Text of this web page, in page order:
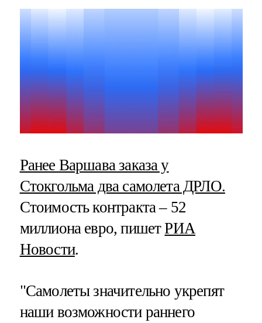
Ранее Варшава заказа у
Стокгольма два самолета ДРЛО.
Стоимость контракта – 52
миллиона евро​​​, пишетРИА
Новости.
"Самолеты значительно укрепят
наши возможности раннего